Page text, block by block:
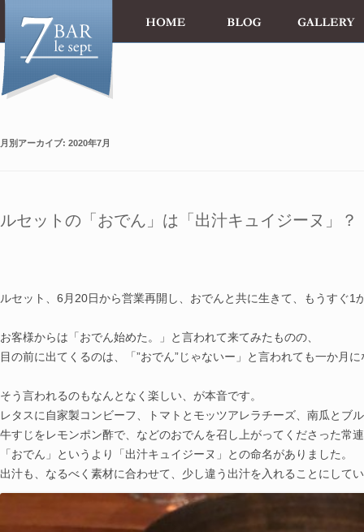
月別アーカイブ: 2020年7月
ルセットの「おでん」は「出汁キュイジーヌ」？
ルセット、6月20日から営業再開し、おでんと共に生きて、もうすぐ1
お客様からは「おでん始めた。」と言われて来てみたものの、
目の前に出てくるのは、「”おでん”じゃないー」と言われても一か月
そう言われるのもなんとなく楽しい、が本音です。
レタスに自家製コンビーフ、トマトとモッツアレラチーズ、南瓜とブ
牛すじをレモンポン酢で、などのおでんを召し上がってくださった常
「おでん」というより「出汁キュイジーヌ」との命名がありました。
出汁も、なるべく素材に合わせて、少し違う出汁を入れることにして